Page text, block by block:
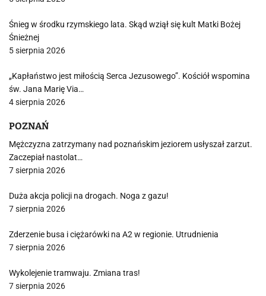
Śnieg w środku rzymskiego lata. Skąd wziął się kult Matki Bożej
Śnieżnej
5 sierpnia 2026
„Kapłaństwo jest miłością Serca Jezusowego”. Kościół wspomina
św. Jana Marię Via…
4 sierpnia 2026
POZNAŃ
Mężczyzna zatrzymany nad poznańskim jeziorem usłyszał zarzut.
Zaczepiał nastolat…
7 sierpnia 2026
Duża akcja policji na drogach. Noga z gazu!
7 sierpnia 2026
Zderzenie busa i ciężarówki na A2 w regionie. Utrudnienia
7 sierpnia 2026
Wykolejenie tramwaju. Zmiana tras!
7 sierpnia 2026